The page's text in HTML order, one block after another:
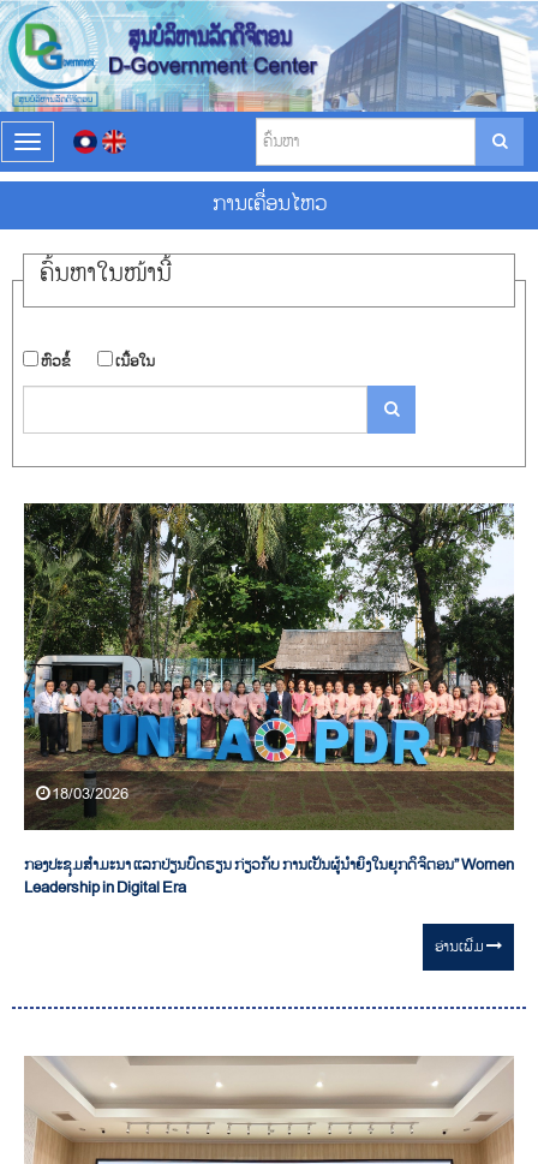
T
o
g
l
e
a
i
g
a
i
o
ການ​ເຄື່ອນ​ໄຫວ
ຄົ້ນ​ຫາ​ໃນ​ໜ້ານີ້
​ຫົວ​ຂໍ້ ​ເນື້ອ​ໃນ
18/03/2026
ກອງປະຊຸມສຳມະນາ ແລກປ່ຽນບົດຮຽນ ກ່ຽວກັບ ການເປັນຜູ້ນໍາຍິງໃນຍຸກດິຈິຕອນ” Women
Leadership in Digital Era
ອ່ານ​ເພີ່ມ